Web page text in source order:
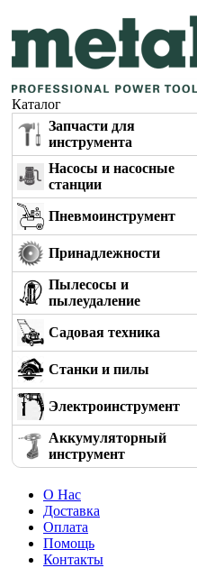
Каталог
Запчасти для
инструмента
Насосы и насосные
станции
Пневмоинструмент
Принадлежности
Пылесосы и
пылеудаление
Садовая техника
Станки и пилы
Электроинструмент
Аккумуляторный
инструмент
О Нас
Доставка
Оплата
Помощь
Контакты